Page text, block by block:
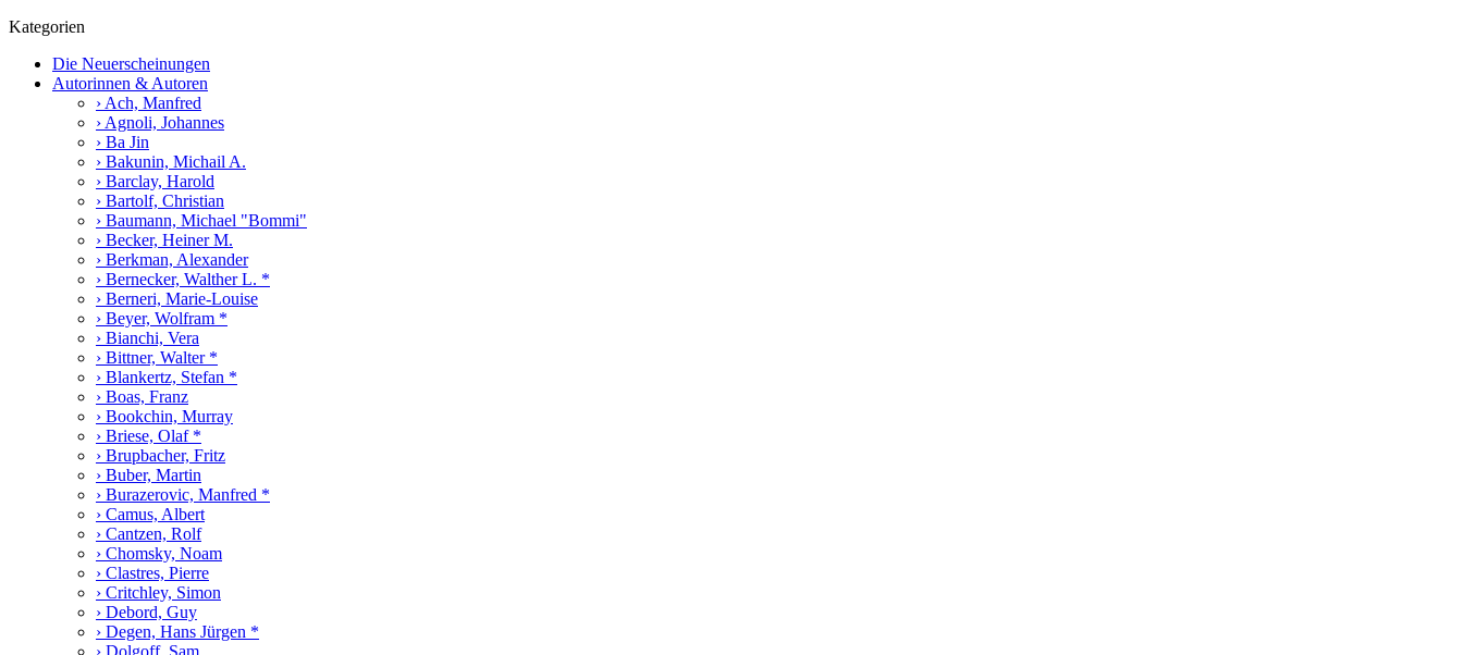
Kategorien
Die Neuerscheinungen
Autorinnen & Autoren
› Ach, Manfred
› Agnoli, Johannes
› Ba Jin
› Bakunin, Michail A.
› Barclay, Harold
› Bartolf, Christian
› Baumann, Michael "Bommi"
› Becker, Heiner M.
› Berkman, Alexander
› Bernecker, Walther L. *
› Berneri, Marie-Louise
› Beyer, Wolfram *
› Bianchi, Vera
› Bittner, Walter *
› Blankertz, Stefan *
› Boas, Franz
› Bookchin, Murray
› Briese, Olaf *
› Brupbacher, Fritz
› Buber, Martin
› Burazerovic, Manfred *
› Camus, Albert
› Cantzen, Rolf
› Chomsky, Noam
› Clastres, Pierre
› Critchley, Simon
› Debord, Guy
› Degen, Hans Jürgen *
› Dolgoff, Sam